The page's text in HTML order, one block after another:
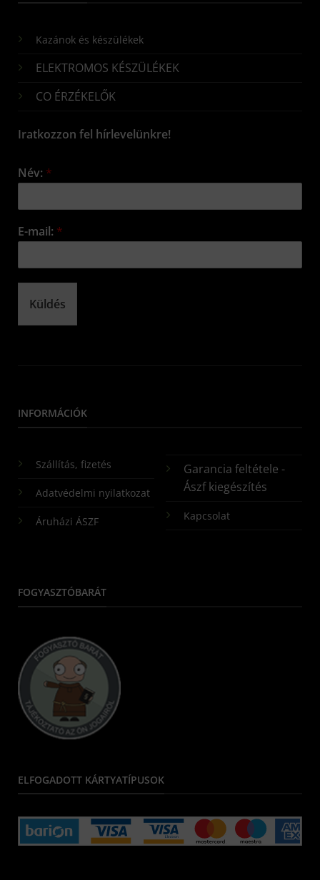
Kazánok és készülékek
ELEKTROMOS KÉSZÜLÉKEK
CO ÉRZÉKELŐK
Iratkozzon fel hírlevelünkre!
Név: *
E-mail: *
Küldés
INFORMÁCIÓK
Szállítás, fizetés
Adatvédelmi nyilatkozat
Áruházi ÁSZF
Garancia feltétele -
Ászf kiegészítés
Kapcsolat
FOGYASZTÓBARÁT
ELFOGADOTT KÁRTYATÍPUSOK